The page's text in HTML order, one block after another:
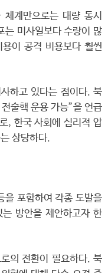
계만으로는 대량 동시
는 미사일보다 수량이 많
이 공격 비용보다 훨씬
하고 있다는 점이다. 북
술핵 운용 가능”을 언급
, 한국 사회에 심리적 압
상당하다.
포함하여 각종 도발을
방안을 제안하고자 한
로의 전환이 필요하다. 북